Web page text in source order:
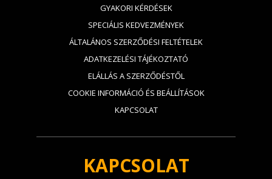
GYAKORI KÉRDÉSEK
SPECIÁLIS KEDVEZMÉNYEK
ÁLTALÁNOS SZERZŐDÉSI FELTÉTELEK
ADATKEZELÉSI TÁJÉKOZTATÓ
ELÁLLÁS A SZERZŐDÉSTŐL
COOKIE INFORMÁCIÓ ÉS BEÁLLÍTÁSOK
KAPCSOLAT
KAPCSOLAT